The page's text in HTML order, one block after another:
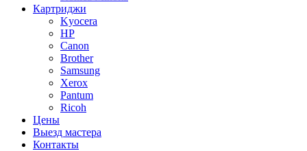
Картриджи
Kyocera
HP
Canon
Brother
Samsung
Xerox
Pantum
Ricoh
Цены
Выезд мастера
Контакты